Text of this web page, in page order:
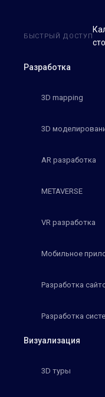
Разработка
3D mapping
3D
AR разработка
METAVERSE
VR разработка
Мобильное
Разработка
Разработка
Визуализация
3D туры
БЫСТРЫЙ ДОСТУП